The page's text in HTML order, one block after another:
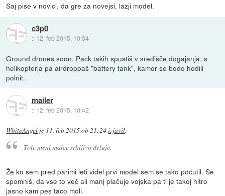
Saj pise v novici, da gre za novejsi, lazji model.
c3p0
:: 12. feb 2015, 10:34
Ground drones soon. Pack takih spustiš v središče dogajanja, s
helikopterja pa airdroppaš "battery tank", kamor se bodo hodili
polnit.
mailer
:: 12. feb 2015, 10:42
WhiteAngel je 11. feb 2015 ob 21:24izjavil:
Tole meni malce srhljivo deluje.
Že ko sem pred parimi leti videl prvi model sem se tako počutil. Se
spomniš, da vse to več ali manj plačuje vojska pa ti je takoj hitro
jasno kam pes taco moli.